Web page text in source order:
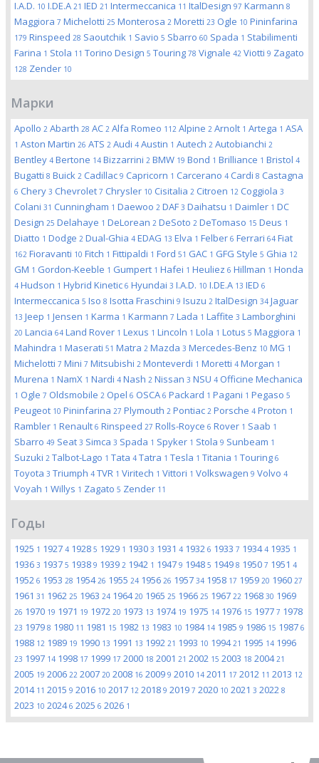
I.A.D. 10 I.DE.A 21 IED 21 Intermeccanica 11 ItalDesign 97 Karmann 8
Maggiora 7 Michelotti 25 Monterosa 2 Moretti 23 Ogle 10 Pininfarina
179 Rinspeed 28 Saoutchik 1 Savio 5 Sbarro 60 Spada 1 Stabilimenti
Farina 1 Stola 11 Torino Design 5 Touring 78 Vignale 42 Viotti 9 Zagato
128 Zender 10
Марки
Apollo 2 Abarth 28 AC 2 Alfa Romeo 112 Alpine 2 Arnolt 1 Artega 1 ASA
1 Aston Martin 26 ATS 2 Audi 4 Austin 1 Autech 2 Autobianchi 2
Bentley 4 Bertone 14 Bizzarrini 2 BMW 19 Bond 1 Brilliance 1 Bristol 4
Bugatti 8 Buick 2 Cadillac 9 Capricorn 1 Carcerano 4 Cardi 8 Castagna
6 Chery 3 Chevrolet 7 Chrysler 10 Cisitalia 2 Citroen 12 Coggiola 3
Colani 31 Cunningham 1 Daewoo 2 DAF 3 Daihatsu 1 Daimler 1 DC
Design 25 Delahaye 1 DeLorean 2 DeSoto 2 DeTomaso 15 Deus 1
Diatto 1 Dodge 2 Dual-Ghia 4 EDAG 13 Elva 1 Felber 6 Ferrari 64 Fiat
162 Fioravanti 10 Fitch 1 Fittipaldi 1 Ford 51 GAC 1 GFG Style 5 Ghia 12
GM 1 Gordon-Keeble 1 Gumpert 1 Hafei 1 Heuliez 6 Hillman 1 Honda
4 Hudson 1 Hybrid Kinetic 6 Hyundai 3 I.A.D. 10 I.DE.A 13 IED 6
Intermeccanica 5 Iso 8 Isotta Fraschini 9 Isuzu 2 ItalDesign 34 Jaguar
13 Jeep 1 Jensen 1 Karma 1 Karmann 7 Lada 1 Laffite 3 Lamborghini
20 Lancia 64 Land Rover 1 Lexus 1 Lincoln 1 Lola 1 Lotus 5 Maggiora 1
Mahindra 1 Maserati 51 Matra 2 Mazda 3 Mercedes-Benz 10 MG 1
Michelotti 7 Mini 7 Mitsubishi 2 Monteverdi 1 Moretti 4 Morgan 1
Murena 1 NamX 1 Nardi 4 Nash 2 Nissan 3 NSU 4 Officine Mechanica
1 Ogle 7 Oldsmobile 2 Opel 6 OSCA 6 Packard 1 Pagani 1 Pegaso 5
Peugeot 10 Pininfarina 27 Plymouth 2 Pontiac 2 Porsche 4 Proton 1
Rambler 1 Renault 6 Rinspeed 27 Rolls-Royce 6 Rover 1 Saab 1
Sbarro 49 Seat 3 Simca 3 Spada 1 Spyker 1 Stola 9 Sunbeam 1
Suzuki 2 Talbot-Lago 1 Tata 4 Tatra 1 Tesla 1 Titania 1 Touring 6
Toyota 3 Triumph 4 TVR 1 Viritech 1 Vittori 1 Volkswagen 9 Volvo 4
Voyah 1 Willys 1 Zagato 5 Zender 11
Годы
1925 1 1927 4 1928 5 1929 1 1930 3 1931 4 1932 6 1933 7 19344 1935 1
1936 3 1937 5 1938 9 1939 2 1942 1 1947 9 1948 5 1949 8 1950 7 1951 4
1952 6 1953 28 195426 1955 24 1956 26 1957 34 1958 17 1959 20 1960 27
1961 31 1962 25 1963 24 196420 1965 25 1966 25 1967 22 1968 30 1969
26 1970 19 1971 19 1972 20 1973 13 1974 19 1975 14 1976 15 1977 7 1978
23 1979 8 1980 11 1981 15 1982 13 1983 10 1984 14 1985 9 1986 15 1987 6
1988 12 1989 19 1990 13 1991 13 1992 21 1993 10 199421 1995 14 1996
23 1997 14 1998 17 1999 17 2000 18 2001 21 2002 15 2003 18 200421
2005 19 2006 22 2007 20 2008 16 2009 9 2010 14 2011 17 2012 11 2013 12
2014 11 2015 9 2016 10 2017 12 2018 9 2019 7 2020 10 2021 3 2022 8
2023 10 20246 2025 6 2026 1